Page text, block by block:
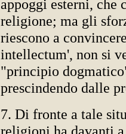
appoggi esterni, che
religione; ma gli
riescono a
intellectum', non si
"principio
prescindendo dalle
7. Di fronte a tale
religioni ha davanti